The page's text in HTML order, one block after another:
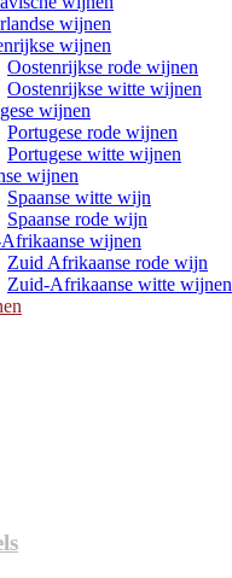
wijnen
wijnen
Oostenrijkse rode wijnen
Oostenrijkse witte wijnen
wijnen
Portugese rode wijnen
Portugese witte wijnen
wijnen
Spaanse witte wijn
Spaanse rode wijn
wijnen
Zuid Afrikaanse rode wijn
Zuid-Afrikaanse witte wijnen